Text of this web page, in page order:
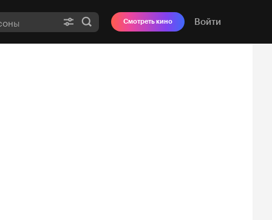
Смотреть кино Войти